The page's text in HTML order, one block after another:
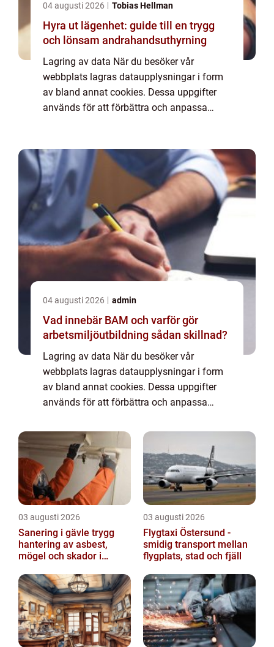
04 augusti 2026 Tobias Hellman
Hyra ut lägenhet: guide till en trygg
och lönsam andrahandsuthyrning
Lagring av data När du besöker vår
webbplats lagras dataupplysningar i form
av bland annat cookies. Dessa uppgifter
används för att förbättra och anpassa
att vi...
04 augusti 2026 admin
Vad innebär BAM och varför gör
arbetsmiljöutbildning sådan skillnad?
Lagring av data När du besöker vår
webbplats lagras dataupplysningar i form
av bland annat cookies. Dessa uppgifter
används för att förbättra och anpassa
bra information som möjligt. Om du inte vill
att vi...
03 augusti 2026
Sanering i gävle trygg
hantering av asbest,
mögel och skador i
03 augusti 2026
Flygtaxi Östersund -
smidig transport mellan
flygplats, stad och fjäll